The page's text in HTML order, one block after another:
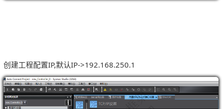
创建工程配置IP,默认IP->192.168.250.1